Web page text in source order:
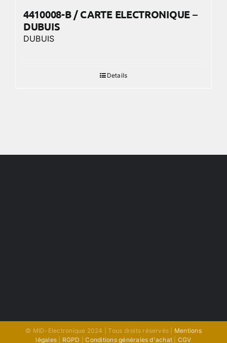
4410008-B / CARTE ELECTRONIQUE –
DUBUIS
DUBUIS
Details
© MID-Electronique 2024 | Tous droits réservés | Mentions
légales
RGPD |Conditions générales d'achat CGV